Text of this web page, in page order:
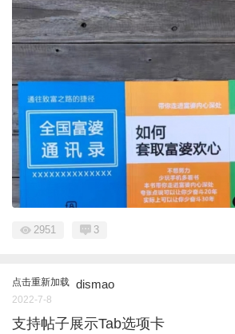
2951 3
点击重新加载 dismao
2022-7-8
支持帖子展示Tab选项卡